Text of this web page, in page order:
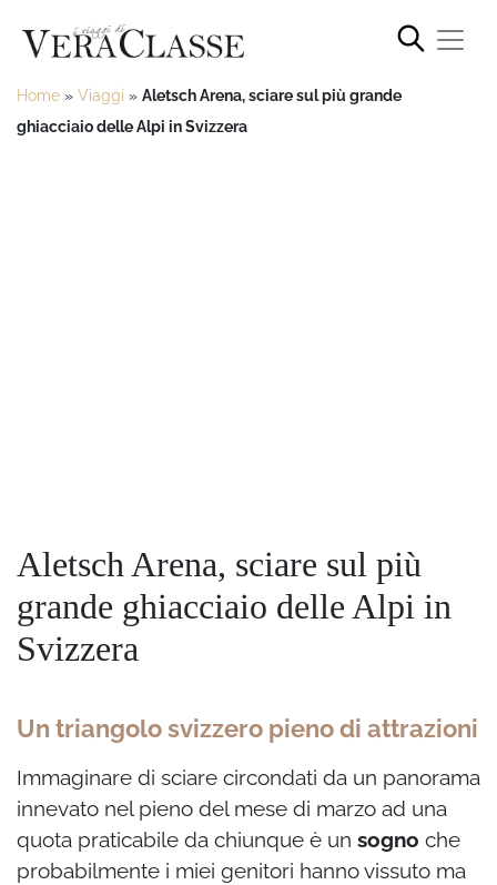
Home » Viaggi » Aletsch Arena, sciare sul più grande
ghiacciaio delle Alpi in Svizzera
Aletsch Arena, sciare sul più
grande ghiacciaio delle Alpi in
Svizzera
Un triangolo svizzero pieno di attrazioni
Immaginare di sciare circondati da un panorama
innevato nel pieno del mese di marzo ad una
quota praticabile da chiunque è un sogno che
probabilmente i miei genitori hanno vissuto ma